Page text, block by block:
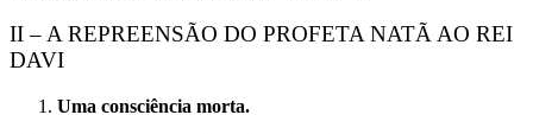
II – A REPREENSÃO DO PROFETA NATÃ AO REI
DAVI
Uma consciência morta.